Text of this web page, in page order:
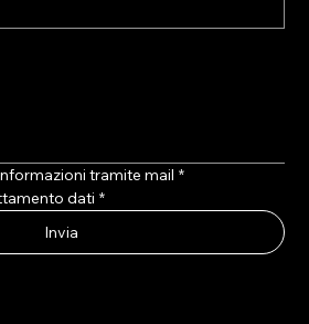
tramite mail *
dati *
Invia